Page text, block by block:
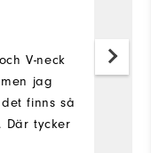
V-neck
jag
finns så
Där tycker